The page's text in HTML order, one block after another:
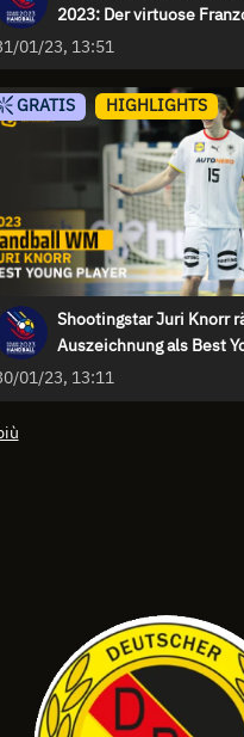
2023: Der virtuose
01/23, 13:51
GRATIS HIGHLIGHTS
Shootingstar Juri Knorr
Auszeichnung als Best
ab | Handball-WM 2023
01/23, 13:11